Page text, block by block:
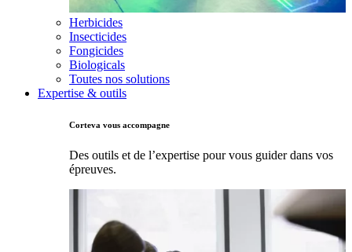
Herbicides
Insecticides
Fongicides
Biologicals
Toutes nos solutions
Expertise & outils
Corteva vous accompagne
Des outils et de l’expertise pour vous guider dans vos
épreuves.